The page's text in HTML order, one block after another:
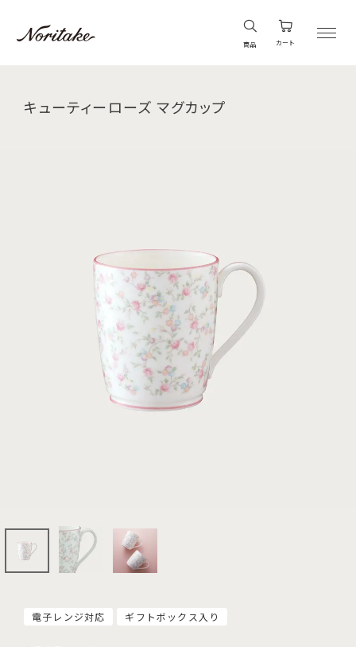
商品 カート
キューティーローズ マグカップ
電子レンジ対応 ギフトボックス入り